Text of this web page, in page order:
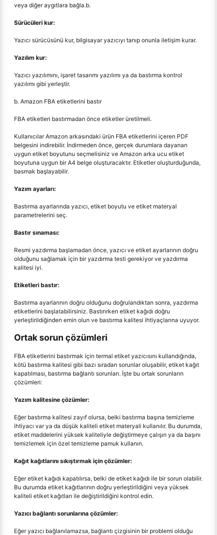
veya diğer aygıtlara bağla.b.
Sürücüleri kur:
Yazıcı sürücüsünü kur, bilgisayar yazıcıyı tanıp onunla iletişim kurar.
Yazılım kur:
Yazıcı yazılımını, işaret tasarımı yazılımı ya da bastırma kontrol
yazılımı gibi yerleştir.
b. Amazon FBA etiketlerini bastır
FBA etiketleri bastırmadan önce etiketler üretilmeli.
Kullanıcılar Amazon arkasındaki ürün FBA etiketlerini içeren PDF
belgesini indirebilir. İndirmeden önce, gerçek durumlara dayanan
uygun etiket boyutunu seçmelisiniz ve Amazon arka ucu etiket
boyutuna uygun bir A4 belge oluşturacaktır. Etiketler oluşturduğunda,
basmak başlayabilir.
Yazım ayarları:
Bastırma ayarlarında yazıcı, etiket boyutu ve etiket materyal
parametrelerini seç.
Bastır sınaması:
Resmi yazdırma başlamadan önce, yazıcı ve etiket ayarlarının doğru
olduğunu sağlamak için bir yazdırma testi gerekiyor ve yazdırma
kalitesi iyi.
Etiketleri bastır:
Bastırma ayarlarının doğru olduğunu doğrulandıktan sonra, yazdırma
etiketlerini başlatabilirsiniz. Bastırırken etiket kağıdı doğru
yerleştirildiğinden emin olun ve bastırma kalitesi ihtiyaçlarına uyuyor.
Ortak sorun çözümleri
FBA etiketlerini bastırmak için termal etiket yazıcısını kullandığında,
kötü bastırma kalitesi gibi bazı sıradan sorunlar oluşabilir, etiket kağıt
kapatılması, bastırma bağlantı sorunları. İşte bu ortak sorunların
çözümleri:
Yazım kalitesine çözümler:
Eğer bastırma kalitesi zayıf olursa, belki bastırma başına temizleme
ihtiyacı var ya da düşük kaliteli etiket materyali kullanılır. Bu durumda,
etiket maddelerini yüksek kaliteliyle değiştirmeye çalışın ya da başını
temizlemek için özel temizleme pamuk kullanın.
Kağıt kağıtlarını sıkıştırmak için çözümler:
Eğer etiket kağıdı kapatılırsa, belki de etiket kağıdı ile bir sorun olabilir.
Bu durumda etiket kağıtlarının doğru yerleştirildiğini veya yüksek
kaliteli etiket kağıtları ile değiştirildiğini kontrol edin.
Yazıcı bağlantı sorunlarına çözümler:
Eğer yazıcı bağlanılamazsa, bağlantı çizgisinin bir problemi olduğu